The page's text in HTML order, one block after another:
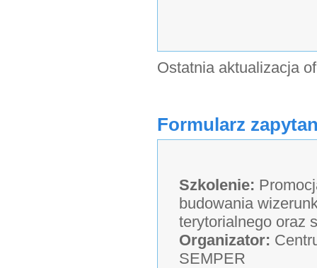
Ostatnia aktualizacja
Formularz
Szkolenie:
budowania
terytorialnego oraz
Organizator:
SEMPER